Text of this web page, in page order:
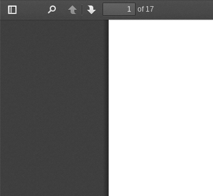
Toggle
PreviousNext
of 17